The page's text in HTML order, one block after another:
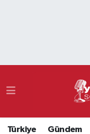
Türkiye Gündem
Namaz Vakitleri